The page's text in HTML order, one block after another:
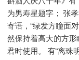
为男寿星题字； 张
寄语，“绿发方瞳面
然保持着高大的方
君时使用。 有“离珠